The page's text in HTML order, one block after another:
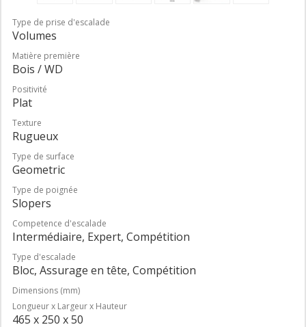
Type de prise d'escalade
Volumes
Matière première
Bois / WD
Positivité
Plat
Texture
Rugueux
Type de surface
Geometric
Type de poignée
Slopers
Competence d'escalade
Intermédiaire, Expert, Compétition
Type d'escalade
Bloc, Assurage en tête, Compétition
Dimensions (mm)
Longueur x Largeur x Hauteur
465 x 250 x 50